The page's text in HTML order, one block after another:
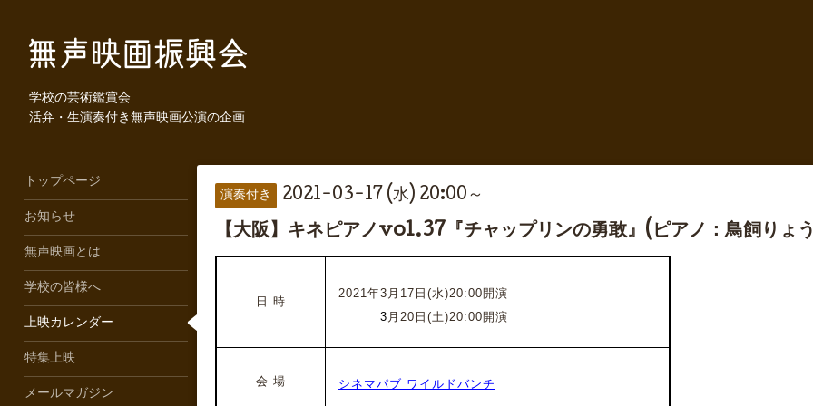
学校の芸術鑑賞会
活弁・生演奏付き無声映画公演の企画
演奏付き 2021-03-17 (水) 20:00～
【大阪】キネピアノvol.37『チャップリンの勇敢』(ピアノ：鳥飼りょ
日 時
2021年3月17日(水)20:00開演
3 月20日(土)20:00開演
会 場 シネマパブ ワイルドバンチ
トップページ
お知らせ
無声映画とは
学校の皆様へ
上映カレンダー
特集上映
メールマガジン